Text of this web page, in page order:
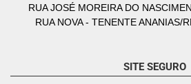
RUA JOSÉ MOREIRA DO
RUA NOVA - TENENTE ANANIAS/
SITE SEGURO